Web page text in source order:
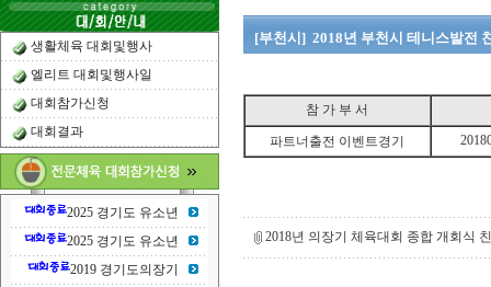
생활체육 대회및행사
엘리트 대회및행사일
대회참가신청
대회결과
2025 경기도 유소년
2025 경기도 유소년
2019 경기도의장기
[부천시] 2018년 부천시 테니스발전
참 가 부 서
파트너출전 이벤트경기
2018년 의장기 체육대회 종합 개회식